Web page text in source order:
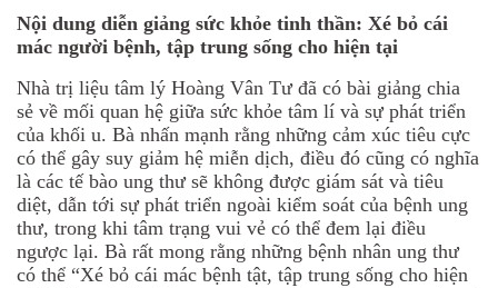
Nội dung diễn giảng sức khỏe tinh thần: Xé bỏ cái
mác người bệnh, tập trung sống cho hiện tại
Nhà trị liệu tâm lý Hoàng Vân Tư đã có bài giảng chia
sẻ về mối quan hệ giữa sức khỏe tâm lí và sự phát triển
của khối u. Bà nhấn mạnh rằng những cảm xúc tiêu cực
có thể gây suy giảm hệ miễn dịch, điều đó cũng có nghĩa
là các tế bào ung thư sẽ không được giám sát và tiêu
diệt, dẫn tới sự phát triển ngoài kiểm soát của bệnh ung
thư, trong khi tâm trạng vui vẻ có thể đem lại điều
ngược lại. Bà rất mong rằng những bệnh nhân ung thư
có thể “Xé bỏ cái mác bệnh tật, tập trung sống cho hiện